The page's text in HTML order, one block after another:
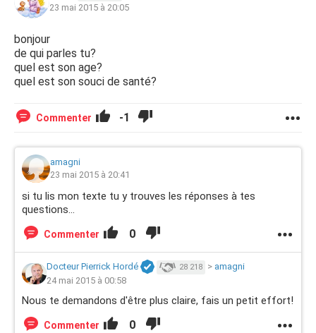
23 mai 2015 à 20:05
bonjour
de qui parles tu?
quel est son age?
quel est son souci de santé?
Commenter -1
amagni
23 mai 2015 à 20:41
si tu lis mon texte tu y trouves les réponses à tes
questions...
Commenter 0
Docteur Pierrick Hordé 28 218 > amagni
24 mai 2015 à 00:58
Nous te demandons d'être plus claire, fais un petit effort!
Commenter 0